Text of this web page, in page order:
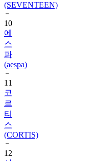
10
에
스
파
(aespa)
11
코
르
티
스
(CORTIS)
12
샤
이